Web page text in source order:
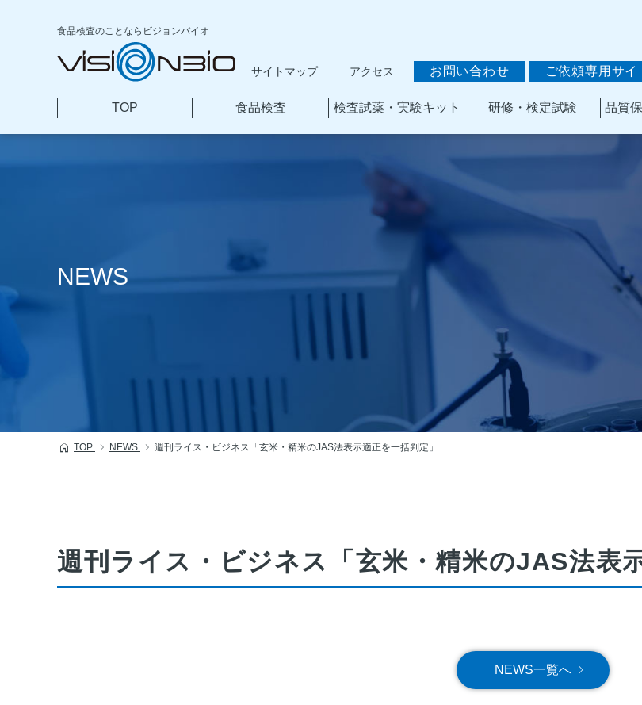
食品検査のことなら ビジョンバイオ
サイトマップ アクセス お問い合わせ ご依頼専用サイ
TOP 食品検査 検査試薬・実験キット 研修・検定試験 品質
NEWS
TOP NEWS 週刊ライス・ビジネス「玄米・精米のJAS法表示適正を一括判定」
週刊ライス・ビジネス「玄米・精米のJAS法表
NEWS一覧へ